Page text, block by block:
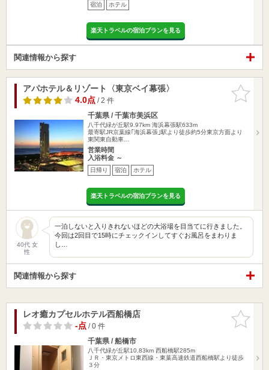
宿泊 ホテル
楽天トラベルの宿泊プランを見る
関連情報から探す
お気に入
りに追加
アパホテル＆リゾート〈東京ベイ幕張〉
4.0点/ 2 件
千葉県 / 千葉市美浜区
八千代緑が丘駅9.97km 海浜幕張駅633m
最寄駅JR京葉線｢海浜幕張｣駅より徒歩約5分東京方面より
東関東自動車…
営業時間
入浴料金 ～
日帰り 宿泊 ホテル
楽天トラベルの宿泊プランを見る
40代 女
性
一泊しないと入りきれないほどの大浴場を目当てに行きました。
今回は2回目で15時にチェックインしてすぐお風呂をまわりま
し…
関連情報から探す
お気に入
りに追加
レオ癒カプセルホテル西船橋店
-点/ 0 件
千葉県 / 船橋市
八千代緑が丘駅10.83km 西船橋駅285m
ＪＲ・東京メトロ東西線・東葉高速鉄道西船橋駅より徒歩
３分